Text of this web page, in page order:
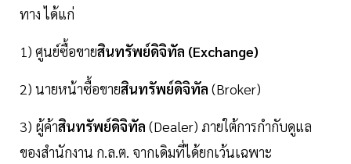
ทาง ได้แก่
1) ศูนย์ซื้อขายสินทรัพย์ดิจิทัล (Exchange)
2) นายหน้าซื้อขายสินทรัพย์ดิจิทัล (Broker)
3) ผู้ค้าสินทรัพย์ดิจิทัล (Dealer) ภายใต้การกำกับดูแล
ของสำนักงาน ก.ล.ต. จากเดิมที่ได้ยกเว้นเฉพาะ